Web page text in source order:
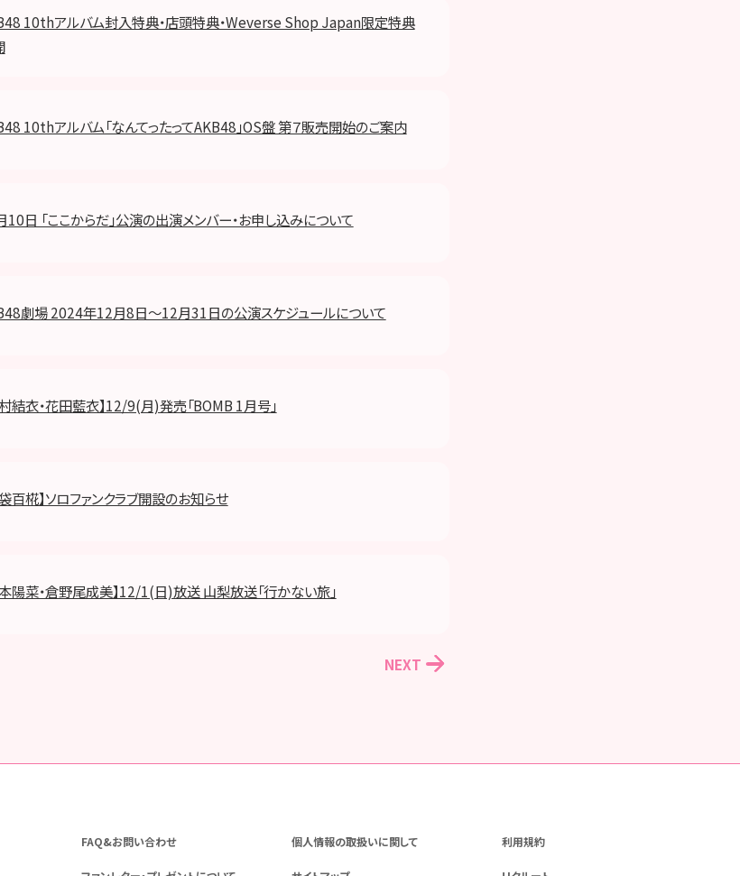
10thアルバム封入特典・店頭特典・Weverse Shop Japan限定特典
10thアルバム「なんてったってAKB48」OS盤 第７販売開始のご案内
10日 「ここからだ」公演の出演メンバー・お申し込みについて
劇場 2024年12月8日～12月31日の公演スケジュールについて
村結衣・花田藍衣】12/9(月)発売「BOMB 1月号」
袋百椛】ソロファンクラブ開設のお知らせ
本陽菜・倉野尾成美】12/1(日)放送 山梨放送「行かない旅」
NEXT
FAQ&お問い合わせ 個人情報の取扱いに関して 利用規約